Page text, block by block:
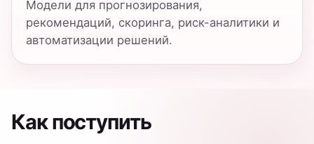
01.04.02 «Прикладная математика и
информатика», профиль «Финансовые
технологии».